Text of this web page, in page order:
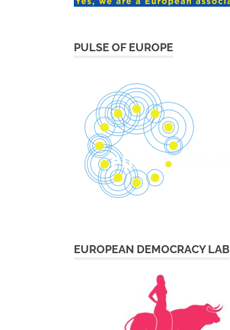
PULSE OF EUROPE
EUROPEAN DEMOCRACY LAB